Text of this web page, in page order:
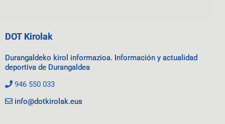
DOT Kirolak
Durangaldeko kirol informazioa. Información y actualidad
deportiva de Durangaldea
946 550 033
info@dotkirolak.eus